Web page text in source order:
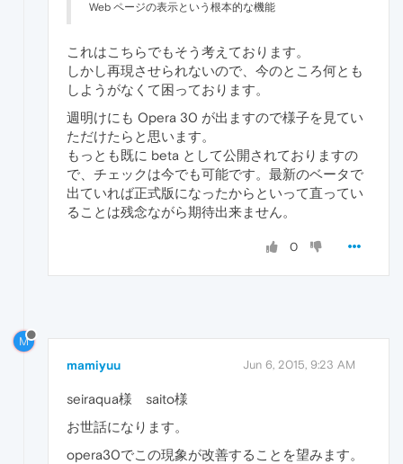
Web ページの表示という根本的な機能
これはこちらでもそう考えております。
しかし再現させられないので、今のところ何とも
しようがなくて困っております。
週明けにも Opera 30 が出ますので様子を見てい
ただけたらと思います。
もっとも既に beta として公開されておりますの
で、チェックは今でも可能です。最新のベータで
出ていれば正式版になったからといって直ってい
ることは残念ながら期待出来ません。
0
M
mamiyuu Jun 6, 2015, 9:23 AM
seiraqua様 saito様
お世話になります。
opera30でこの現象が改善することを望みます。